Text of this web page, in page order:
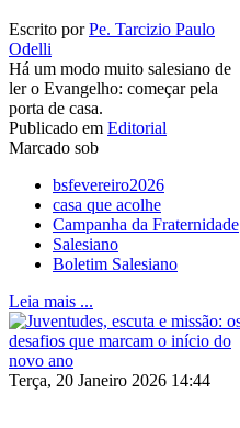
Escrito porPe. Tarcizio Paulo
Odelli
Há um modo muito salesiano de
ler o Evangelho: começar pela
porta de casa.
Publicado em Editorial
Marcado sob
bsfevereiro2026
casa que acolhe
Campanha da Fraternidade
Salesiano
Boletim Salesiano
Leia mais ...
Terça, 20 Janeiro 2026 14:44